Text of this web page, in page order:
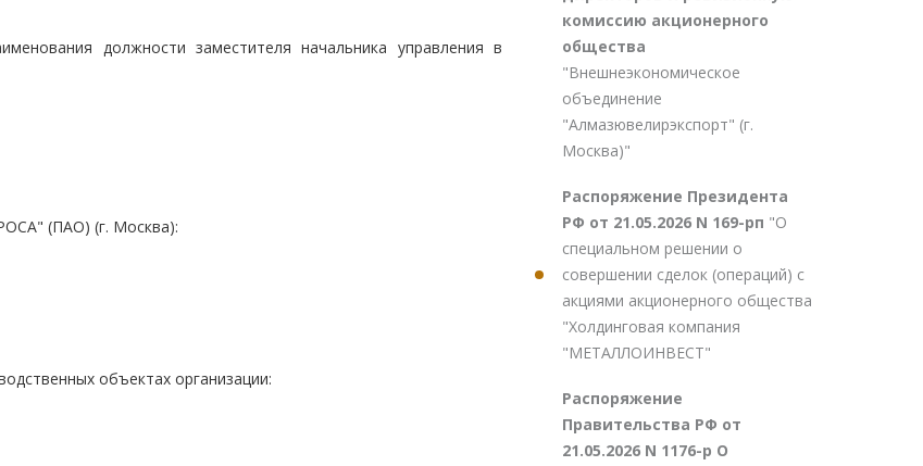
должности заместителя начальника управления в
(ПАО) (г. Москва):
объектах организации:
комиссию акционерного
общества
"Внешнеэкономическое
объединение
"Алмазювелирэкспорт" (г.
Москва)"
Распоряжение Президента
РФ от 21.05.2026 N 169-рп "О
специальном решении о
совершении сделок (операций) с
акциями акционерного общества
"Холдинговая компания
"МЕТАЛЛОИНВЕСТ"
Распоряжение
Правительства РФ от
21.05.2026 N 1176-р О